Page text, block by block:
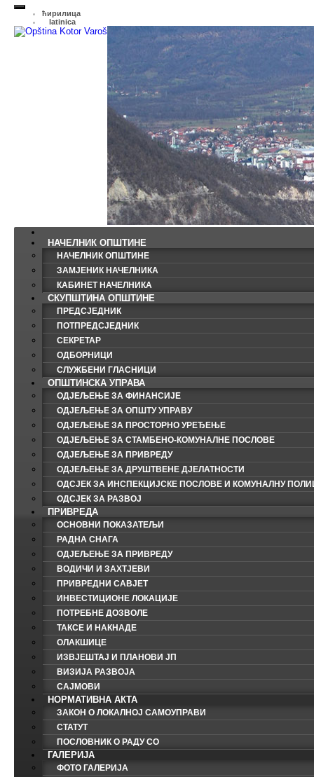
ћирилица
latinica
НАЧЕЛНИК ОПШТИНЕ
НАЧЕЛНИК ОПШТИНЕ
ЗАМЈЕНИК НАЧЕЛНИКА
КАБИНЕТ НАЧЕЛНИКА
СКУПШТИНА ОПШТИНЕ
ПРЕДСЈЕДНИК
ПОТПРЕДСЈЕДНИК
СЕКРЕТАР
ОДБОРНИЦИ
СЛУЖБЕНИ ГЛАСНИЦИ
ОПШТИНСКА УПРАВА
ОДЈЕЉЕЊЕ ЗА ФИНАНСИЈЕ
ОДЈЕЉЕЊЕ ЗА ОПШТУ УПРАВУ
ОДЈЕЉЕЊЕ ЗА ПРОСТОРНО УРЕЂЕЊЕ
ОДЈЕЉЕЊЕ ЗА СТАМБЕНО-КОМУНАЛНЕ ПОСЛОВЕ
ОДЈЕЉЕЊЕ ЗА ПРИВРЕДУ
ОДЈЕЉЕЊЕ ЗА ДРУШТВЕНЕ ДЈЕЛАТНОСТИ
ОДСЈЕК ЗА ИНСПЕКЦИЈСКЕ ПОСЛОВЕ И КОМУНАЛНУ
ОДСЈЕК ЗА РАЗВОЈ
ПРИВРЕДА
ОСНОВНИ ПОКАЗАТЕЉИ
РАДНА СНАГА
ОДЈЕЉЕЊЕ ЗА ПРИВРЕДУ
ВОДИЧИ И ЗАХТЈЕВИ
ПРИВРЕДНИ САВЈЕТ
ИНВЕСТИЦИОНЕ ЛОКАЦИЈЕ
ПОТРЕБНЕ ДОЗВОЛЕ
ТАКСЕ И НАКНАДЕ
ОЛАКШИЦЕ
ИЗВЈЕШТАЈ И ПЛАНОВИ ЈП
ВИЗИЈА РАЗВОЈА
САЈМОВИ
НОРМАТИВНА АКТА
ЗАКОН О ЛОКАЛНОЈ САМОУПРАВИ
СТАТУТ
ПОСЛОВНИК О РАДУ СО
ГАЛЕРИЈА
ФОТО ГАЛЕРИЈА